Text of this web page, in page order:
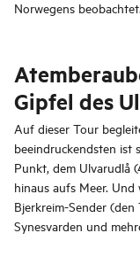
Norwegens beobachtet.
Gipfel des
Auf dieser Tour
beeindruckendsten ist
Punkt, dem Ulvarudlå
hinaus aufs Meer.
Bjerkreim-Sender
Synesvarden und